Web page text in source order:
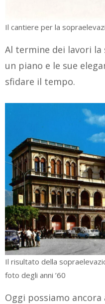
Il cantiere per la
Al termine dei lavori
un piano e le sue
sfidare il tempo.
Il risultato della
foto degli anni ’60
Oggi possiamo